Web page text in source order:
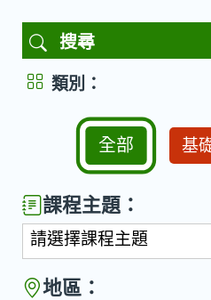
搜尋
類別：
全部 基
課程主題：
請選擇課程主題
地區：